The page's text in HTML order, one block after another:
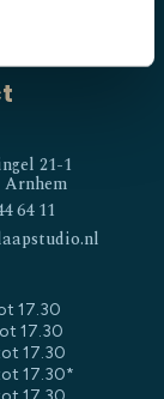
21-1
Arnhem
64 11
17.30
17.30
17.30
17.30*